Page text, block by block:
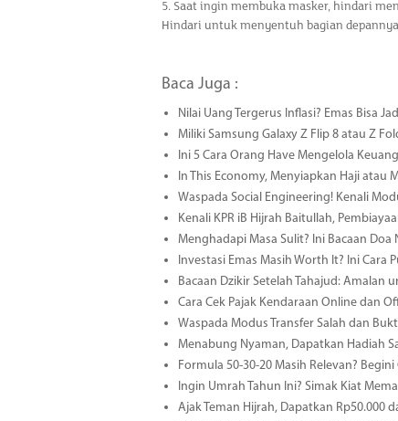
5. Saat ingin membuka masker, hindari
Hindari untuk menyentuh bagian
Baca Juga :
Nilai Uang Tergerus Inflasi? Emas Bisa
Miliki Samsung Galaxy Z Flip 8 atau Z
Ini 5 Cara Orang Have Mengelola
In This Economy, Menyiapkan Haji atau
Waspada Social Engineering! Kenali
Kenali KPR iB Hijrah Baitullah,
Menghadapi Masa Sulit? Ini Bacaan
Investasi Emas Masih Worth It? Ini Cara
Bacaan Dzikir Setelah Tahajud:
Cara Cek Pajak Kendaraan Online dan
Waspada Modus Transfer Salah dan
Menabung Nyaman, Dapatkan Hadiah
Formula 50-30-20 Masih Relevan?
Ingin Umrah Tahun Ini? Simak Kiat
Ajak Teman Hijrah, Dapatkan Rp50.000